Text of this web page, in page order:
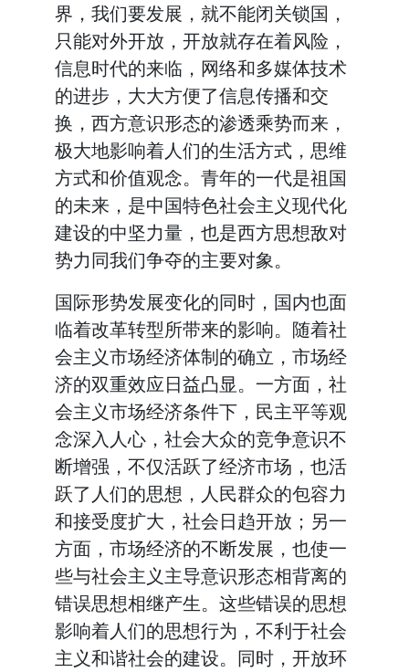
界，我们要发展，就不能闭关锁国，
只能对外开放，开放就存在着风险，
信息时代的来临，网络和多媒体技术
的进步，大大方便了信息传播和交
换，西方意识形态的渗透乘势而来，
极大地影响着人们的生活方式，思维
方式和价值观念。青年的一代是祖国
的未来，是中国特色社会主义现代化
建设的中坚力量，也是西方思想敌对
势力同我们争夺的主要对象。
国际形势发展变化的同时，国内也面
临着改革转型所带来的影响。随着社
会主义市场经济体制的确立，市场经
济的双重效应日益凸显。一方面，社
会主义市场经济条件下，民主平等观
念深入人心，社会大众的竞争意识不
断增强，不仅活跃了经济市场，也活
跃了人们的思想，人民群众的包容力
和接受度扩大，社会日趋开放；另一
方面，市场经济的不断发展，也使一
些与社会主义主导意识形态相背离的
错误思想相继产生。这些错误的思想
影响着人们的思想行为，不利于社会
主义和谐社会的建设。同时，开放环